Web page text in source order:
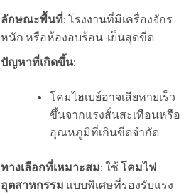
ลักษณะพื้นที่: โรงงานที่มีเครื่องจักร
หนัก หรือห้องอบร้อน-เย็นสุดขีด
ปัญหาที่เกิดขึ้น:
โคมไฮเบย์อาจเสียหายเร็ว
ขึ้นจากแรงสั่นสะเทือนหรือ
อุณหภูมิที่เกินขีดจำกัด
ทางเลือกที่เหมาะสม: ใช้โคมไฟ
อุตสาหกรรม แบบพิเศษที่รองรับแรง